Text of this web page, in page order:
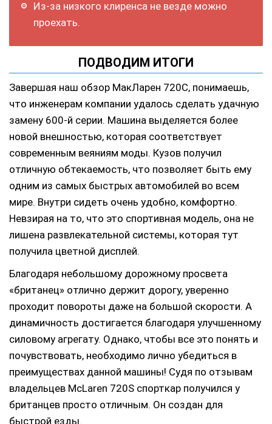
Из-за низкого клиренса не везде можно
проехать.
ПОДВОДИМ ИТОГИ
Завершая наш обзор МакЛарен 720С, понимаешь,
что инженерам компании удалось сделать удачную
замену 600-й серии. Машина выделяется более
новой внешностью, которая соответствует
современным веяниям моды. Кузов получил
отличную обтекаемость, что позволяет быть ему
одним из самых быстрых автомобилей во всем
мире. Внутри сидеть очень удобно, комфортно.
Невзирая на то, что это спортивная модель, она не
лишена развлекательной системы, которая тут
получила цветной дисплей.
Благодаря небольшому дорожному просвета
«британец» отлично держит дорогу, уверенно
проходит повороты даже на большой скорости. А
динамичность достигается благодаря улучшенному
силовому агрегату. Однако, чтобы все это понять и
почувствовать, необходимо лично убедиться в
преимуществах данной машины! Судя по отзывам
владельцев McLaren 720S спорткар получился у
британцев просто отличным. Он создан для
быстрой езды.